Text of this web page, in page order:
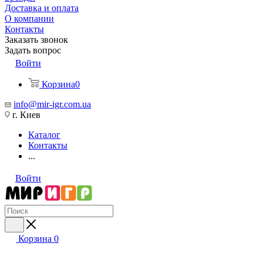
Доставка и оплата
О компании
Контакты
Заказать звонок
Задать вопрос
Войти
Корзина0
info@mir-igr.com.ua
г. Киев
Каталог
Контакты
...
Войти
Корзина 0